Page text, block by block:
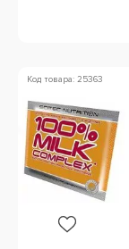
Код товара: 25363